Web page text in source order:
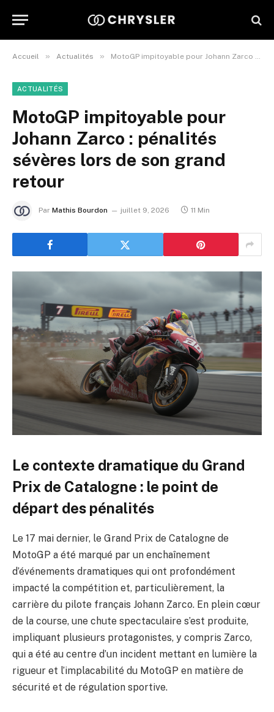
Accueil » Actualités » MotoGP impitoyable pour Johann Zarco : pénalités sévères lors de son grand retour
ACTUALITÉS
MotoGP impitoyable pour
Johann Zarco : pénalités
sévères lors de son grand
retour
Par Mathis Bourdon juillet 9, 2026 11 Min
Le contexte dramatique du Grand
Prix de Catalogne : le point de
départ des pénalités
Le 17 mai dernier, le Grand Prix de Catalogne de
MotoGP a été marqué par un enchaînement
d’événements dramatiques qui ont profondément
impacté la compétition et, particulièrement, la
carrière du pilote français Johann Zarco. En plein cœur
de la course, une chute spectaculaire s’est produite,
impliquant plusieurs protagonistes, y compris Zarco,
qui a été au centre d’un incident mettant en lumière la
rigueur et l’implacabilité du MotoGP en matière de
sécurité et de régulation sportive.